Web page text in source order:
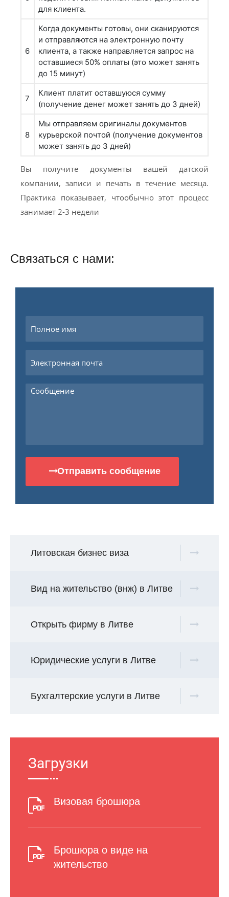
Литовская бизнес виза
Вид на жительство (внж) в Литве
Открыть фирму в Литве
Юридические услуги в Литве
Бухгалтерские услуги в Литве
Загрузки
Визовая брошюра
Брошюра о виде на
жительство
для клиента.
6
Когда документы готовы, они сканируются
и отправляются на электронную почту
клиента, а также направляется запрос на
оставшиеся 50% оплаты (это может занять
до 15 минут)
7
Клиент платит оставшуюся сумму
(получение денег может занять до 3 дней)
8
Мы отправляем оригиналы документов
курьерской почтой (получение документов
может занять до 3 дней)
Вы получите документы вашей датской
компании, записи и печать в течение месяца.
Практика показывает, чтообычно этот процесс
занимает 2-3 недели
Связаться с нами:
Отправить сообщение